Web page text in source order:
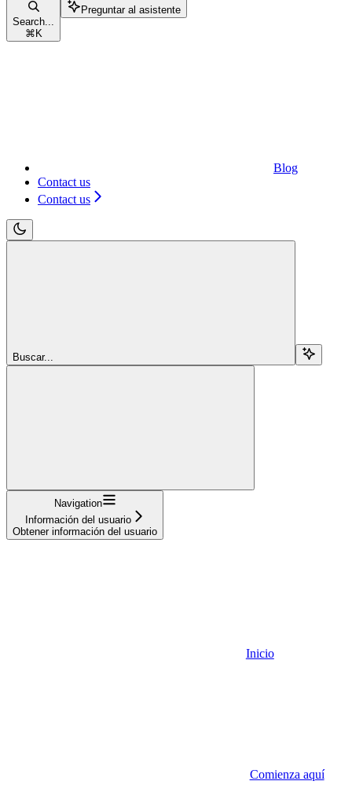
Search...
⌘ K
Preguntar al asistente
Blog
Contact us
Contact us
Buscar...
Navigation
Información del usuario
Obtener información del usuario
Inicio
Comienza aquí